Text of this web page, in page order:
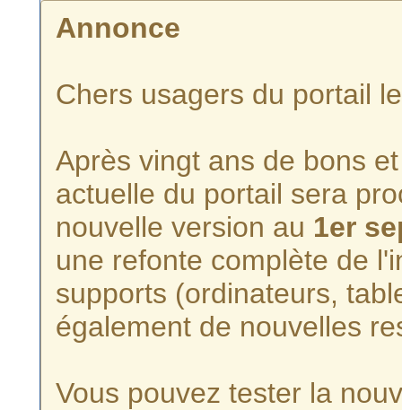
Annonce
Chers usagers du portail
Après vingt ans de bons
actuelle du portail sera
nouvelle version au 1er
une refonte complète de
supports (ordinateurs,
également de nouvelles
Vous pouvez tester la